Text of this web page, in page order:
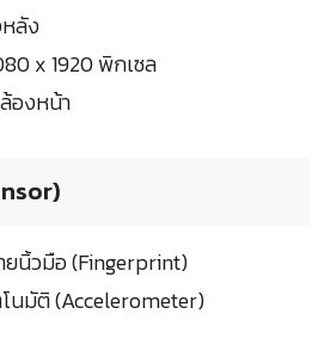
ลัง
x 1920 พิกเซล
องหน้า
นิ้วมือ (Fingerprint)
นมัติ (Accelerometer)